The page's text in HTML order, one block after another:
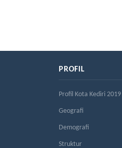
PROFIL
Profil Kota Kediri 2019
Geografi
Demografi
Struktur